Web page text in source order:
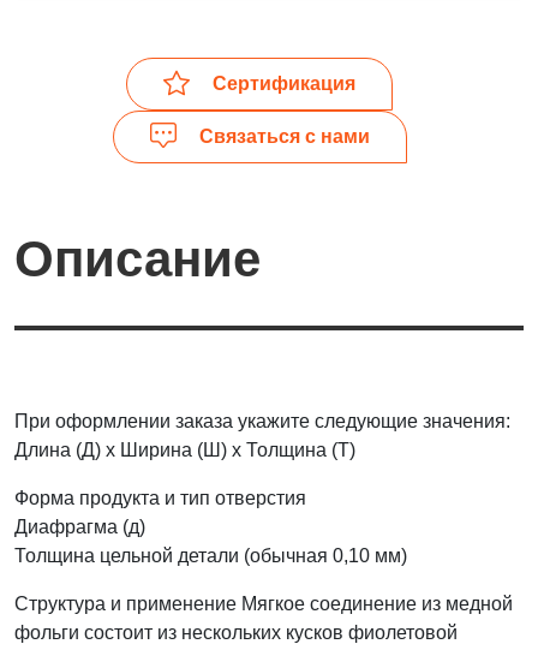
Сертификация
Связаться с нами
Описание
При оформлении заказа укажите следующие значения:
Длина (Д) х Ширина (Ш) х Толщина (Т)
Форма продукта и тип отверстия
Диафрагма (д)
Толщина цельной детали (обычная 0,10 мм)
Структура и применение Мягкое соединение из медной
фольги состоит из нескольких кусков фиолетовой